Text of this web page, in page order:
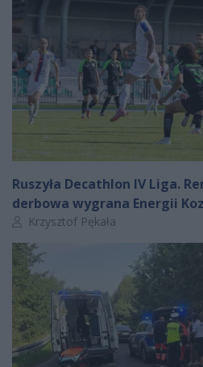
Ruszyła Decathlon IV Liga.
derbowa wygrana Energii
Autor artykułu:
Krzysztof Pękała